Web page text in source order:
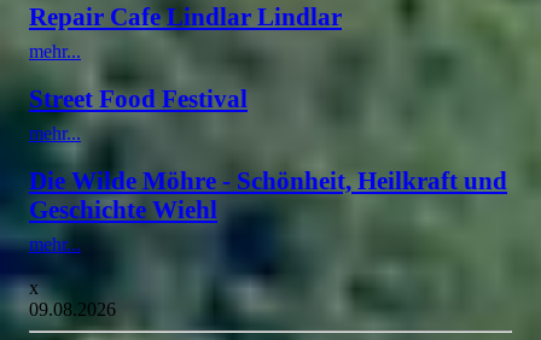
Repair Cafe Lindlar Lindlar
mehr...
Street Food Festival
mehr...
Die Wilde Möhre - Schönheit, Heilkraft und
Geschichte Wiehl
mehr...
x
09.08.2026